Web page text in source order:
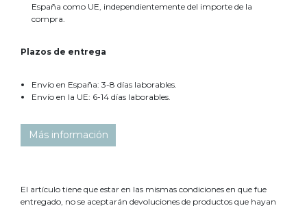
España como UE, independientemente del importe de la
compra.
Plazos de entrega
Envío en España: 3-8 días laborables.
Envío en la UE: 6-14 días laborables.
Más información
El artículo tiene que estar en las mismas condiciones en que fue
entregado, no se aceptarán devoluciones de productos que hayan